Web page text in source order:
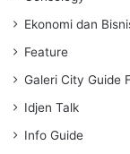
Ekonomi dan
Feature
Galeri City Guide
Idjen Talk
Info Guide